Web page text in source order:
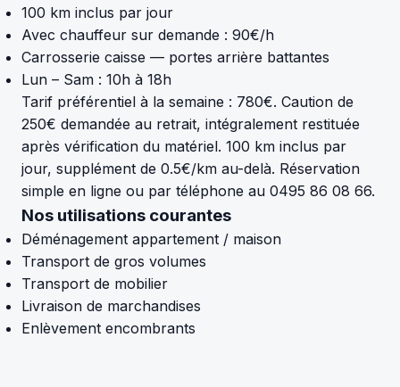
100 km inclus par jour
Avec chauffeur sur demande : 90€/h
Carrosserie caisse — portes arrière battantes
Lun – Sam : 10h à 18h
Tarif préférentiel à la semaine : 780€. Caution de
250€ demandée au retrait, intégralement restituée
après vérification du matériel. 100 km inclus par
jour, supplément de 0.5€/km au-delà. Réservation
simple en ligne ou par téléphone au 0495 86 08 66.
Nos utilisations courantes
Déménagement appartement / maison
Transport de gros volumes
Transport de mobilier
Livraison de marchandises
Enlèvement encombrants